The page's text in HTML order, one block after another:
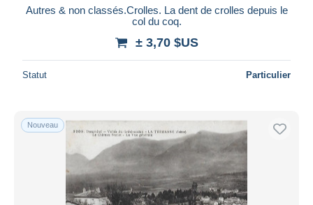
Autres & non classés.Crolles. La dent de crolles depuis le
col du coq.
± 3,70 $US
Statut Particulier
Nouveau